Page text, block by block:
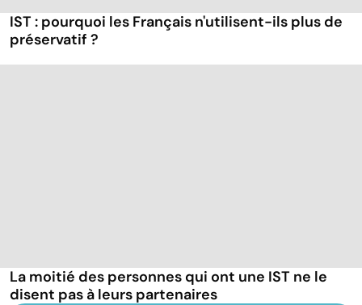
IST : pourquoi les Français n'utilisent-ils plus de
préservatif ?
La moitié des personnes qui ont une IST ne le
disent pas à leurs partenaires